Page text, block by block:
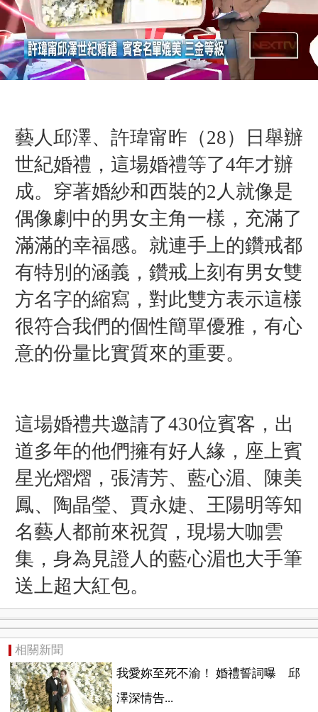
藝人邱澤、許瑋甯昨（28）日舉辦
世紀婚禮，這場婚禮等了4年才辦
成。穿著婚紗和西裝的2人就像是
偶像劇中的男女主角一樣，充滿了
滿滿的幸福感。就連手上的鑽戒都
有特別的涵義， 鑽戒上刻有男女雙
方名字的縮寫，對此雙方表示這樣
很符合我們的個性簡單優雅，有心
意的份量比實質來的重要。
這場婚禮共邀請了430位賓客，出
道多年的他們擁有好人緣，座上賓
星光熠熠，張清芳、藍心湄、陳美
鳳、陶晶瑩、賈永婕、王陽明等知
名藝人都前來祝賀，現場大咖雲
集， 身為見證人的藍心湄也大手筆
送上超大紅包。
相關新聞
我愛妳至死不渝！ 婚禮誓詞曝 邱
澤深情告...